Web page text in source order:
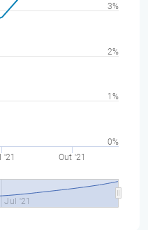
'21 Out '21
Jul '21
0%
1%
2%
3%